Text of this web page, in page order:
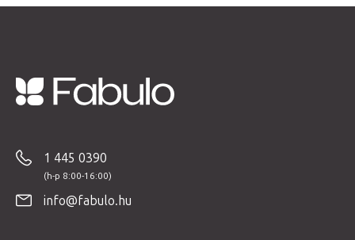
1 445 0390
info@fabulo.hu